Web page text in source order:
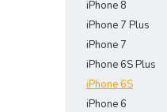
iPhone 8
iPhone 7 Plus
iPhone 7
iPhone 6S Plus
iPhone 6S
iPhone 6